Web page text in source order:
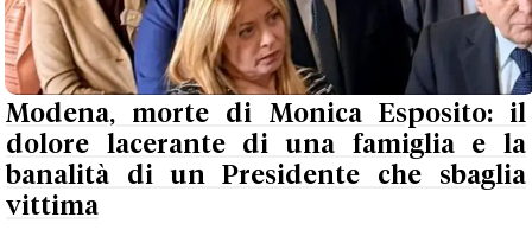
Modena, morte di Monica Esposito: il
dolore lacerante di una famiglia e la
banalità di un Presidente che sbaglia
vittima